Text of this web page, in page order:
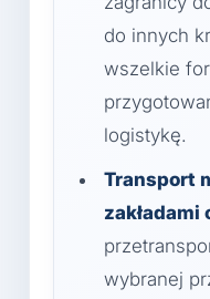
do innych
wszelkie
logistykę.
Transport
zakładami
wybranej